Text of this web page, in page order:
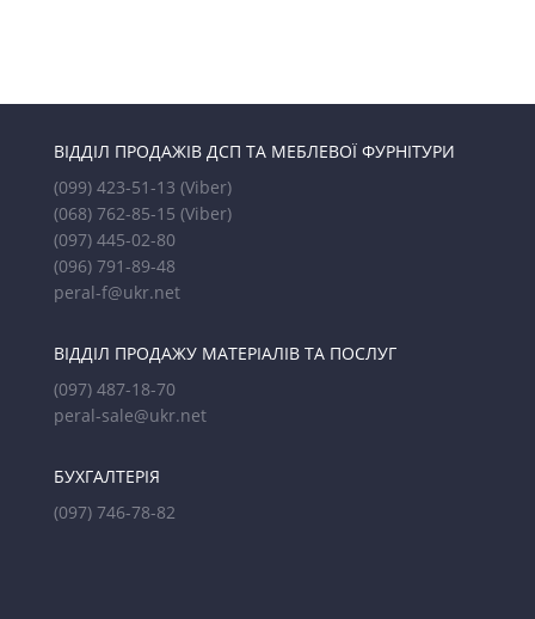
ВІДДІЛ ПРОДАЖІВ ДСП ТА МЕБЛЕВОЇ ФУРНІТУРИ
(099) 423-51-13 (Viber)
(068) 762-85-15 (Viber)
(097) 445-02-80
(096) 791-89-48
peral-f@ukr.net
ВІДДІЛ ПРОДАЖУ МАТЕРІАЛІВ ТА ПОСЛУГ
(097) 487-18-70
peral-sale@ukr.net
БУХГАЛТЕРІЯ
(097) 746-78-82